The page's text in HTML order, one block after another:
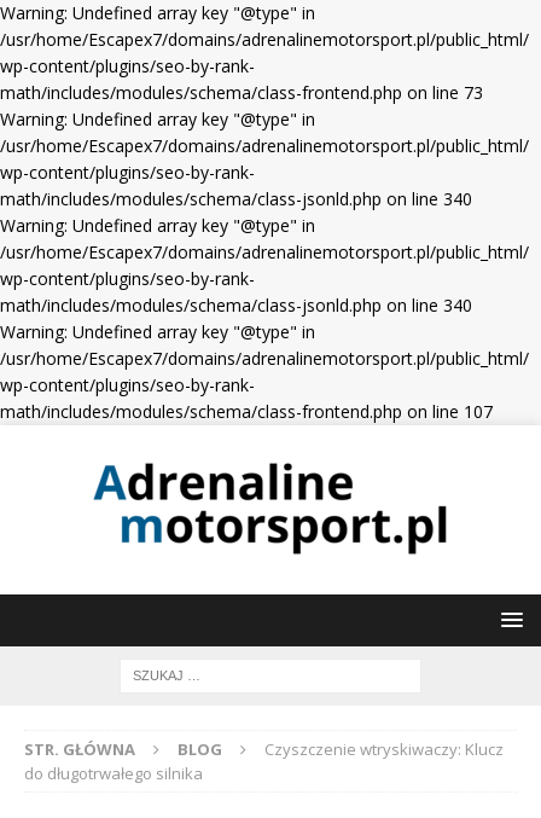
Warning: Undefined array key "@type" in
/usr/home/Escapex7/domains/adrenalinemotorsport.pl/public_html/
wp-content/plugins/seo-by-rank-
math/includes/modules/schema/class-frontend.php on line 73
Warning: Undefined array key "@type" in
/usr/home/Escapex7/domains/adrenalinemotorsport.pl/public_html/
wp-content/plugins/seo-by-rank-
math/includes/modules/schema/class-jsonld.php on line 340
Warning: Undefined array key "@type" in
/usr/home/Escapex7/domains/adrenalinemotorsport.pl/public_html/
wp-content/plugins/seo-by-rank-
math/includes/modules/schema/class-jsonld.php on line 340
Warning: Undefined array key "@type" in
/usr/home/Escapex7/domains/adrenalinemotorsport.pl/public_html/
wp-content/plugins/seo-by-rank-
math/includes/modules/schema/class-frontend.php on line 107
STR. GŁÓWNA BLOG
Czyszczenie wtryskiwaczy: Klucz
do długotrwałego silnika